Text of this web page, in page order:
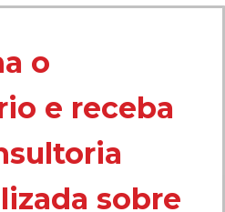
o
e receba
sobre